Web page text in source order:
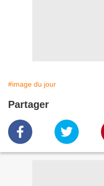
#image du jour
Partager